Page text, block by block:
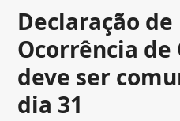
Declaração de
Ocorrência de
deve ser
dia 31